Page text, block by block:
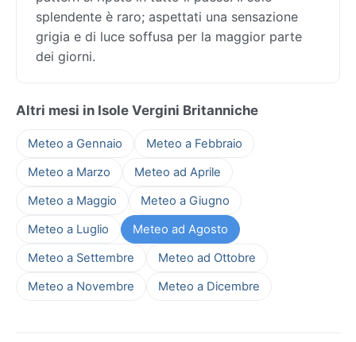
splendente è raro; aspettati una sensazione
grigia e di luce soffusa per la maggior parte
dei giorni.
Altri mesi in Isole Vergini Britanniche
Meteo a Gennaio
Meteo a Febbraio
Meteo a Marzo
Meteo ad Aprile
Meteo a Maggio
Meteo a Giugno
Meteo a Luglio
Meteo ad Agosto
Meteo a Settembre
Meteo ad Ottobre
Meteo a Novembre
Meteo a Dicembre